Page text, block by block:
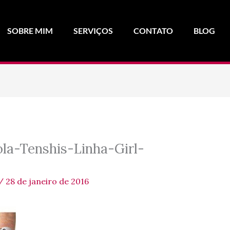
SOBRE MIM SERVIÇOS CONTATO BLOG
Tenshis-Linha-Girl-
/ 28 de janeiro de 2016